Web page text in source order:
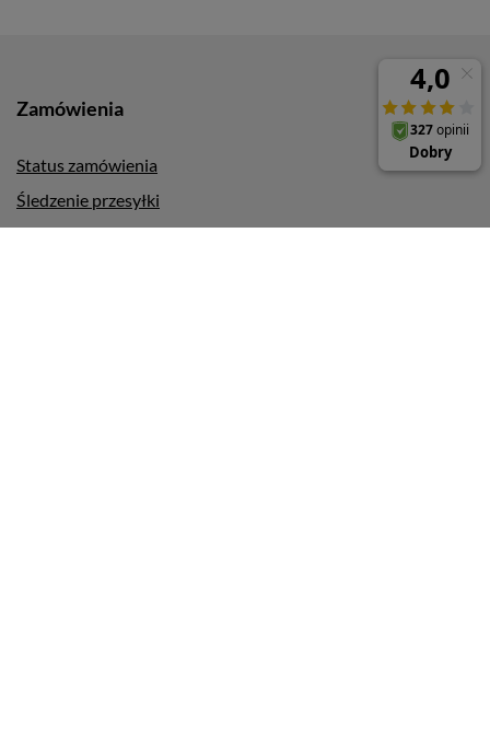
Zamówienia
Status zamówienia
Śledzenie przesyłki
Chcę zareklamować produkt